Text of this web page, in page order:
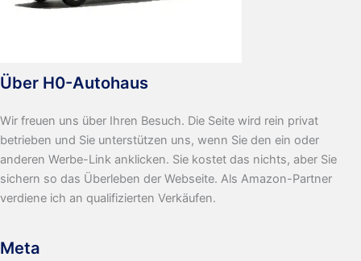
Über H0-Autohaus
Wir freuen uns über Ihren Besuch. Die Seite wird rein privat
betrieben und Sie unterstützen uns, wenn Sie den ein oder
anderen Werbe-Link anklicken. Sie kostet das nichts, aber Sie
sichern so das Überleben der Webseite. Als Amazon-Partner
verdiene ich an qualifizierten Verkäufen.
Meta